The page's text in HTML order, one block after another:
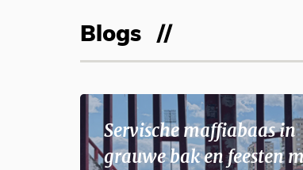
Blogs
Servische maffiabaas in
grauwe bak en feesten